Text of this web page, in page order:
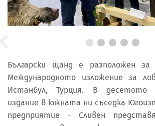
Български щанд е разположен
Международното изложение за
Истанбул, Турция. В десетото
издание в южната ни съседка
предприятие - Сливен